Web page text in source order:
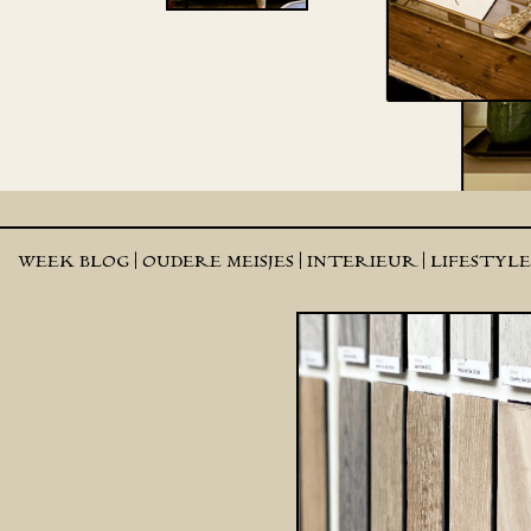
WEEK BLOG | OUDERE MEISJES | INTERIEUR | LIFESTYLE